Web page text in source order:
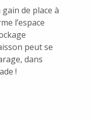
de place à
l’espace
peut se
dans
!